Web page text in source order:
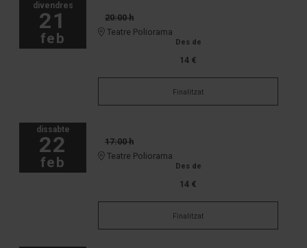
divendres
21
feb
20:00 h
Teatre Poliorama
Des de
14 €
Finalitzat
dissabte
22
feb
17:00 h
Teatre Poliorama
Des de
14 €
Finalitzat